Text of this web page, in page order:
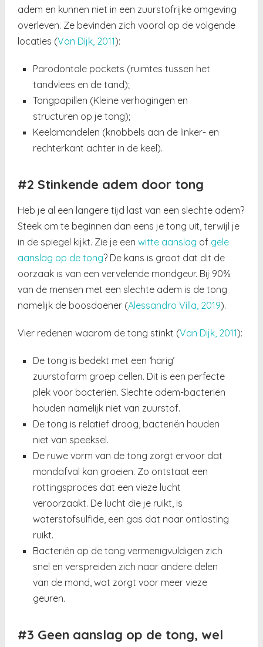
adem en kunnen niet in een zuurstofrijke omgeving
overleven. Ze bevinden zich vooral op de volgende
locaties (Van Dijk, 2011):
Parodontale pockets (ruimtes tussen het
tandvlees en de tand);
Tongpapillen (Kleine verhogingen en
structuren op je tong);
Keelamandelen (knobbels aan de linker- en
rechterkant achter in de keel).
#2 Stinkende adem door tong
Heb je al een langere tijd last van een slechte adem?
Steek om te beginnen dan eens je tong uit, terwijl je
in de spiegel kijkt. Zie je eenwitte aanslag of gele
aanslag op de tong? De kans is groot dat dit de
oorzaak is van een vervelende mondgeur. Bij 90%
van de mensen met een slechte adem is de tong
namelijk de boosdoener (Alessandro Villa, 2019).
Vier redenen waarom de tong stinkt (Van Dijk, 2011):
De tong is bedekt met een ‘harig’
zuurstofarm groep cellen. Dit is een perfecte
plek voor bacteriën. Slechte adem-bacteriën
houden namelijk niet van zuurstof.
De tong is relatief droog, bacteriën houden
niet van speeksel.
De ruwe vorm van de tong zorgt ervoor dat
mondafval kan groeien. Zo ontstaat een
rottingsproces dat een vieze lucht
veroorzaakt. De lucht die je ruikt, is
waterstofsulfide, een gas dat naar ontlasting
ruikt.
Bacteriën op de tong vermenigvuldigen zich
snel en verspreiden zich naar andere delen
van de mond, wat zorgt voor meer vieze
geuren.
#3 Geen aanslag op de tong, wel